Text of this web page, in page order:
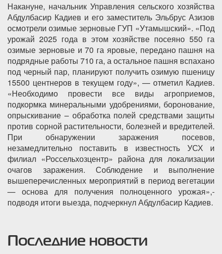
Накануне, начальник Управления сельского хозяйства
Абдулбасир Кадиев и его заместитель Эльбрус Азизов
осмотрели озимые зерновые ГУП «Утамышский». «Под
урожай 2025 года в этом хозяйстве посеяно 550 га
озимые зерновые и 70 га яровые, передано пашня на
подрядные работы 710 га, а остальное пашня вспахано
под черный пар, планируют получить озимую пшеницу
15500 центнеров в текущем году», — отметил Кадиев.
«Необходимо провести все виды агроприемов,
подкормка минеральными удобрениями, боронование,
опрыскивание – обработка полей средствами защиты
против сорной растительности, болезней и вредителей.
При обнаружении заражения посевов,
незамедлительно поставить в известность УСХ и
филиал «Россельхозцентр» района для локализации
очагов заражения. Соблюдение и выполнение
вышеперечисленных мероприятий в период вегетации
— основа для получения полноценного урожая»,-
подводя итоги выезда, подчеркнул Абдулбасир Кадиев.
Последние новости